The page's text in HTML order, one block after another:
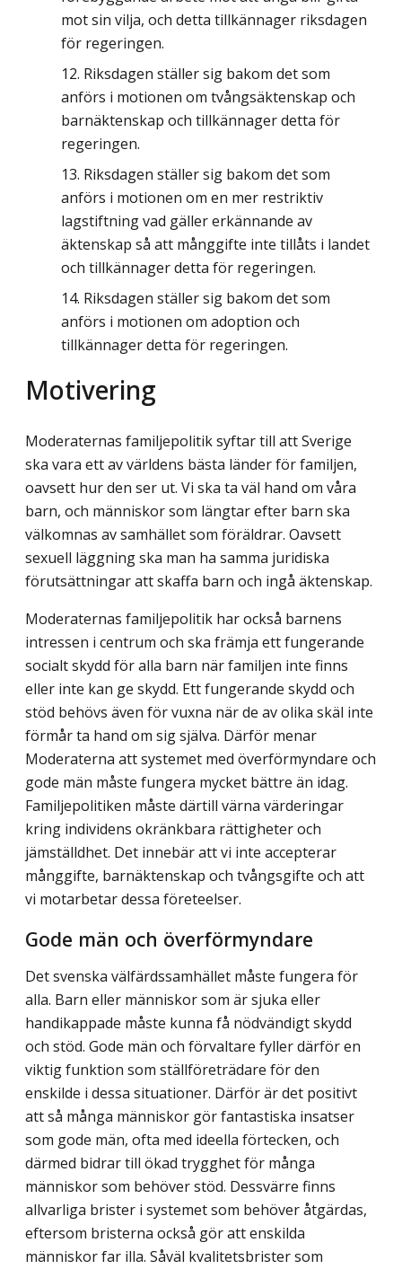
mot sin vilja, och detta tillkännager riksdagen
för regeringen.
Riksdagen ställer sig bakom det som
anförs i motionen om tvångsäktenskap och
barnäktenskap och tillkännager detta för
regeringen.
Riksdagen ställer sig bakom det som
anförs i motionen om en mer restriktiv
lagstiftning vad gäller erkännande av
äktenskap så att månggifte inte tillåts i landet
och tillkännager detta för regeringen.
Riksdagen ställer sig bakom det som
anförs i motionen om adoption och
tillkännager detta för regeringen.
Motivering
Moderaternas familjepolitik syftar till att Sverige
ska vara ett av världens bästa länder för familjen,
oavsett hur den ser ut. Vi ska ta väl hand om våra
barn, och människor som längtar efter barn ska
välkomnas av samhället som föräldrar. Oavsett
sexuell läggning ska man ha samma juridiska
förutsättningar att skaffa barn och ingå äktenskap.
Moderaternas familjepolitik har också barnens
intressen i centrum och ska främja ett fungerande
socialt skydd för alla barn när familjen inte finns
eller inte kan ge skydd. Ett fungerande skydd och
stöd behövs även för vuxna när de av olika skäl inte
förmår ta hand om sig själva. Därför menar
Moderaterna att systemet med överförmyndare och
gode män måste fungera mycket bättre än idag.
Familjepolitiken måste därtill värna värderingar
kring individens okränkbara rättigheter och
jämställdhet. Det innebär att vi inte accepterar
månggifte, barnäktenskap och tvångsgifte och att
vi motarbetar dessa företeelser.
Gode män och överförmyndare
Det svenska välfärdssamhället måste fungera för
alla. Barn eller människor som är sjuka eller
handikappade måste kunna få nödvändigt skydd
och stöd. Gode män och förvaltare fyller därför en
viktig funktion som ställföreträdare för den
enskilde i dessa situationer. Därför är det positivt
att så många människor gör fantastiska insatser
som gode män, ofta med ideella förtecken, och
därmed bidrar till ökad trygghet för många
människor som behöver stöd. Dessvärre finns
allvarliga brister i systemet som behöver åtgärdas,
eftersom bristerna också gör att enskilda
människor far illa. Såväl kvalitetsbrister som